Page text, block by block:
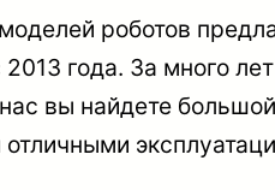
роботов
года. За много
вы найдете